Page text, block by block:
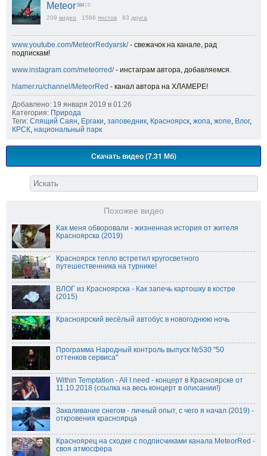
Meteor 584 | 0
209 видео 1566 постов 83 друга
www.youtube.com/MeteorRedyarsk/- свежачок на канале, рад
подпискам!
www.instagram.com/meteorred/- инстаграм автора, добавляемся.
hlamer.ru/channel/MeteorRed - канал автора на ХЛАМЕРЕ!
Добавлено: 19 января 2019 в 01:26
Категория: Природа
Теги: Спящий Саян, Ергаки, заповедник, Красноярск, жопа, жопе, Влог,
КРСК, национальный парк
Скачать видео (7.31 Мб)
Похожее видео
Как меня обворовали - жизненная история от жителя
Красноярска (2019)
Красноярск тепло встретил кругосветного
путешественника на турнике!
ВЛОГ из Красноярска - Как запечь картошку в костре
(2015)
Красноярский весёлый автобус в новогоднюю ночь
Программа Народный контроль выпуск №530 "50
оттенков сервиса"
Within Temptation - All I need - концерт в Красноярске от
11.10.2018 (ссылка на весь концерт в описании!)
Закаливание снегом - личный опыт, с чего я начал (2019) -
откровения красноярца
Красноярец на сходке с подписчиками канала MeteorRed -
своя атмосфера